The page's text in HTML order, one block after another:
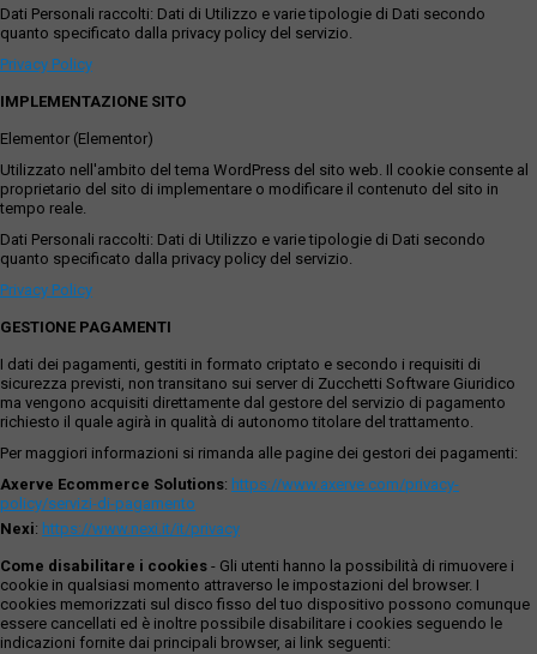
Dati Personali raccolti: Dati di Utilizzo e varie tipologie di Dati secondo
quanto specificato dalla privacy policy del servizio.
Privacy Policy
IMPLEMENTAZIONE SITO
Elementor (Elementor)
Utilizzato nell'ambito del tema WordPress del sito web. Il cookie consente al
proprietario del sito di implementare o modificare il contenuto del sito in
tempo reale.
Dati Personali raccolti: Dati di Utilizzo e varie tipologie di Dati secondo
quanto specificato dalla privacy policy del servizio.
Privacy Policy
GESTIONE PAGAMENTI
I dati dei pagamenti, gestiti in formato criptato e secondo i requisiti di
sicurezza previsti, non transitano sui server di Zucchetti Software Giuridico
ma vengono acquisiti direttamente dal gestore del servizio di pagamento
richiesto il quale agirà in qualità di autonomo titolare del trattamento.
Per maggiori informazioni si rimanda alle pagine dei gestori dei pagamenti:
Axerve Ecommerce Solutions: https://www.axerve.com/privacy-
policy/servizi-di-pagamento
Nexi: https://www.nexi.it/it/privacy
Come disabilitare i cookies - Gli utenti hanno la possibilità di rimuovere i
cookie in qualsiasi momento attraverso le impostazioni del browser. I
cookies memorizzati sul disco fisso del tuo dispositivo possono comunque
essere cancellati ed è inoltre possibile disabilitare i cookies seguendo le
indicazioni fornite dai principali browser, ai link seguenti: